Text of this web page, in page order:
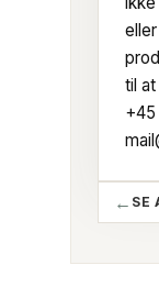
til
+45
SE